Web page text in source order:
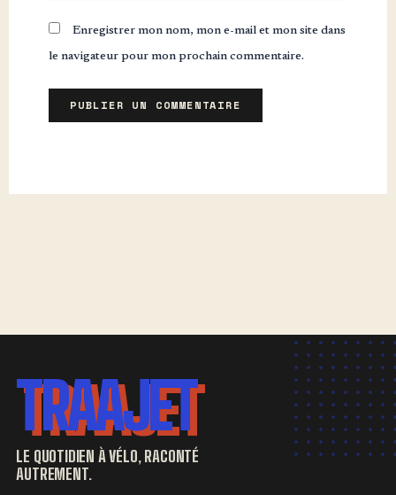
Enregistrer mon nom, mon e-mail et mon site dans
le navigateur pour mon prochain commentaire.
TRAAJET
LE QUOTIDIEN À VÉLO, RACONTÉ
AUTREMENT.